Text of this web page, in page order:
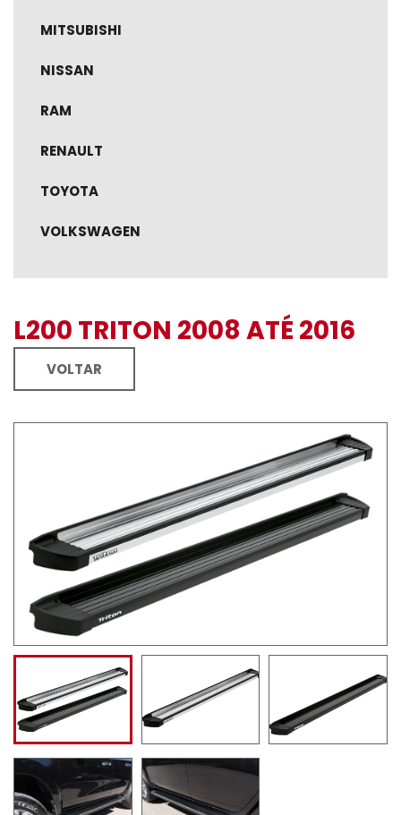
MITSUBISHI
NISSAN
RAM
RENAULT
TOYOTA
VOLKSWAGEN
L200 TRITON 2008 ATÉ 2016
VOLTAR